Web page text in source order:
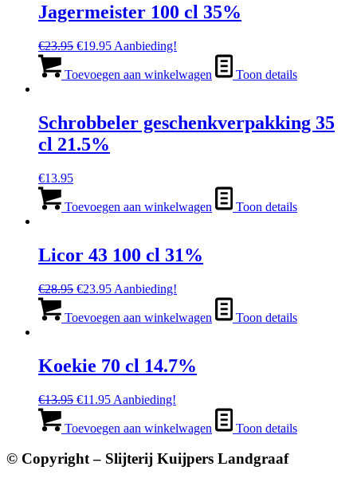
Jagermeister 100 cl 35%
€23.95 Oorspronkelijke
was:
€19.95Huidige
is:
Aanbieding!
Toevoegen aan winkelwagen Toon details
Schrobbeler geschenkverpakking 35
cl 21.5%
€13.95
Toevoegen aan winkelwagen Toon details
Licor 43 100 cl 31%
€28.95 Oorspronkelijke
was:
€23.95Huidige
is:
Aanbieding!
Toevoegen aan winkelwagen Toon details
Koekie 70 cl 14.7%
€13.95 Oorspronkelijke
was:
€11.95Huidige
is:
Aanbieding!
Toevoegen aan winkelwagen Toon details
© Copyright – Slijterij Kuijpers Landgraaf